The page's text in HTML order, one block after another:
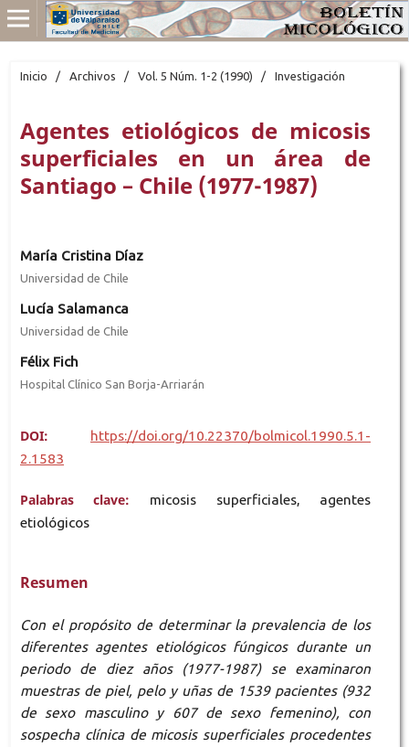
Inicio / Archivos / Vol. 5 Núm. 1-2 (1990) / Investigación
Agentes etiológicos de micosis
superficiales en un área de
Santiago – Chile (1977-1987)
María Cristina Díaz
Universidad de Chile
Lucía Salamanca
Universidad de Chile
Félix Fich
Hospital Clínico San Borja-Arriarán
DOI:
https://doi.org/10.22370/bolmicol.1990.5.1-
2.1583
Palabras clave:
micosis superficiales, agentes
etiológicos
Resumen
Con el propósito de determinar la prevalencia de los
diferentes agentes etiológicos fúngicos durante un
periodo de diez años
(1977-1987) se examinaron
muestras de piel, pelo y uñas de 1539 pacientes (932
de sexo masculino y 607 de sexo femenino), con
sospecha clínica de micosis superficiales procedentes